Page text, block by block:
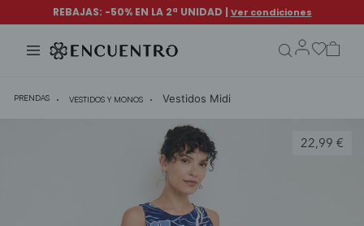
PRENDAS VESTIDOS Y MONOS Vestidos Midi
22,99 €